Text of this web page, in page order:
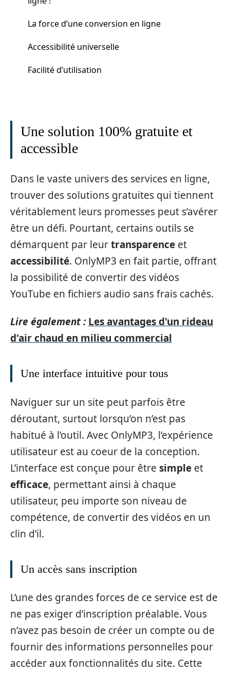
La force d’une conversion en ligne
Accessibilité universelle
Facilité d’utilisation
Une solution 100% gratuite et
accessible
Dans le vaste univers des services en ligne,
trouver des solutions gratuites qui tiennent
véritablement leurs promesses peut s’avérer
être un défi. Pourtant, certains outils se
démarquent par leurtransparence et
accessibilité. OnlyMP3 en fait partie, offrant
la possibilité de convertir des vidéos
YouTube en fichiers audio sans frais cachés.
Lire également : Les avantages d'un rideau
d'air chaud en milieu commercial
Une interface intuitive pour tous
Naviguer sur un site peut parfois être
déroutant, surtout lorsqu’on n’est pas
habitué à l’outil. Avec OnlyMP3, l’expérience
utilisateur est au coeur de la conception.
L’interface est conçue pour être simple et
efficace, permettant ainsi à chaque
utilisateur, peu importe son niveau de
compétence, de convertir des vidéos en un
clin d’il.
Un accès sans inscription
L’une des grandes forces de ce service est de
ne pas exiger d’inscription préalable. Vous
n’avez pas besoin de créer un compte ou de
fournir des informations personnelles pour
accéder aux fonctionnalités du site. Cette